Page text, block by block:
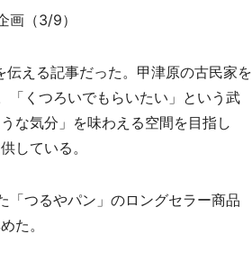
（3/9）
える記事だった。甲津原の古民家を
「くつろいでもらいたい」という武
な気分」を味わえる空間を目指し
している。
つるやパン」のロングセラー商品
た。